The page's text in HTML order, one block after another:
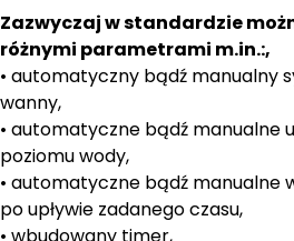
Zazwyczaj w standardzie
różnymi parametrami m.in.:,
• automatyczny bądź manualny
wanny,
• automatyczne bądź manualne
poziomu wody,
• automatyczne bądź manualne
po upływie zadanego czasu,
• wbudowany timer,